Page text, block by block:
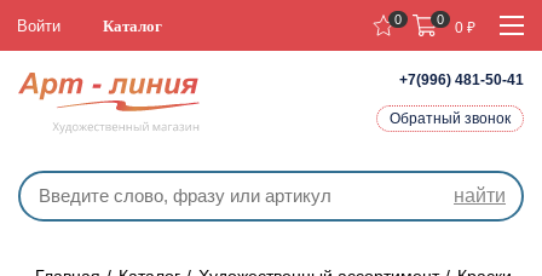
+7(996) 481-50-41
Обратный звонок
Войти Каталог
найти
0 0
0 ₽